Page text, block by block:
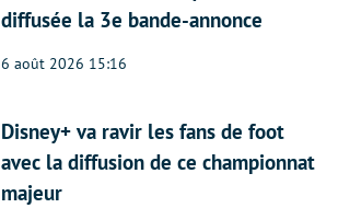
diffusée la 3e bande-annonce
6 août 2026 15:16
Disney+ va ravir les fans de foot
avec la diffusion de ce championnat
majeur